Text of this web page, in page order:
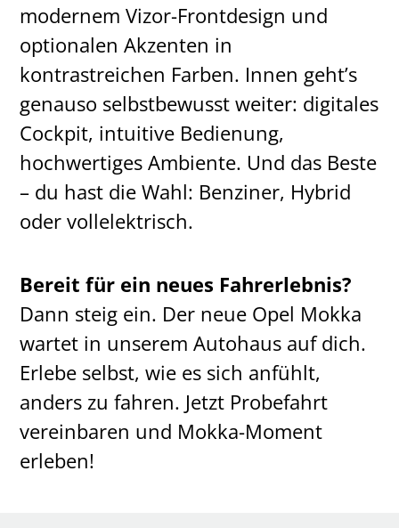
modernem Vizor-Frontdesign und
optionalen Akzenten in
kontrastreichen Farben. Innen geht’s
genauso selbstbewusst weiter: digitales
Cockpit, intuitive Bedienung,
hochwertiges Ambiente. Und das Beste
– du hast die Wahl: Benziner, Hybrid
oder vollelektrisch.
Bereit für ein neues Fahrerlebnis?
Dann steig ein. Der neue Opel Mokka
wartet in unserem Autohaus auf dich.
Erlebe selbst, wie es sich anfühlt,
anders zu fahren. Jetzt Probefahrt
vereinbaren und Mokka-Moment
erleben!